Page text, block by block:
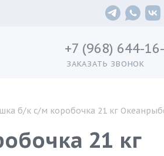
+7 (968) 644-
ЗАКАЗАТЬ ЗВОНОК
б/к с/м коробочка 21 кг
21 кг